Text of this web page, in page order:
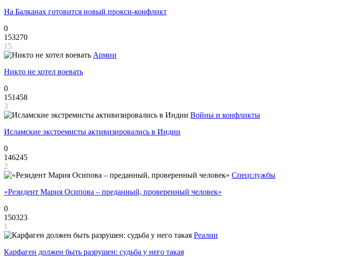
На Балканах готовится новый прокси-конфликт
0
153270
15
Армии
Никто не хотел воевать
0
151458
3
Войны и конфликты
Исламские экстремисты активизировались в Индии
0
146245
2
Спецслужбы
«Резидент Мария Осипова – преданный, проверенный человек»
0
150323
1
Реалии
Карфаген должен быть разрушен: судьба у него такая